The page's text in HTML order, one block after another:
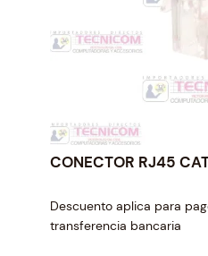
CONECTOR RJ45
Descuento aplica para
transferencia bancaria